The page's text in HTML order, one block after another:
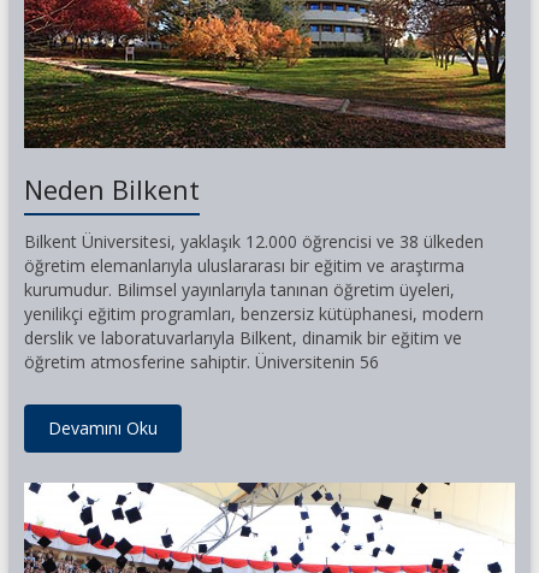
Neden Bilkent
Bilkent Üniversitesi, yaklaşık 12.000 öğrencisi ve 38 ülkeden
öğretim elemanlarıyla uluslararası bir eğitim ve araştırma
kurumudur. Bilimsel yayınlarıyla tanınan öğretim üyeleri,
yenilikçi eğitim programları, benzersiz kütüphanesi, modern
derslik ve laboratuvarlarıyla Bilkent, dinamik bir eğitim ve
öğretim atmosferine sahiptir. Üniversitenin 56
Devamını Oku